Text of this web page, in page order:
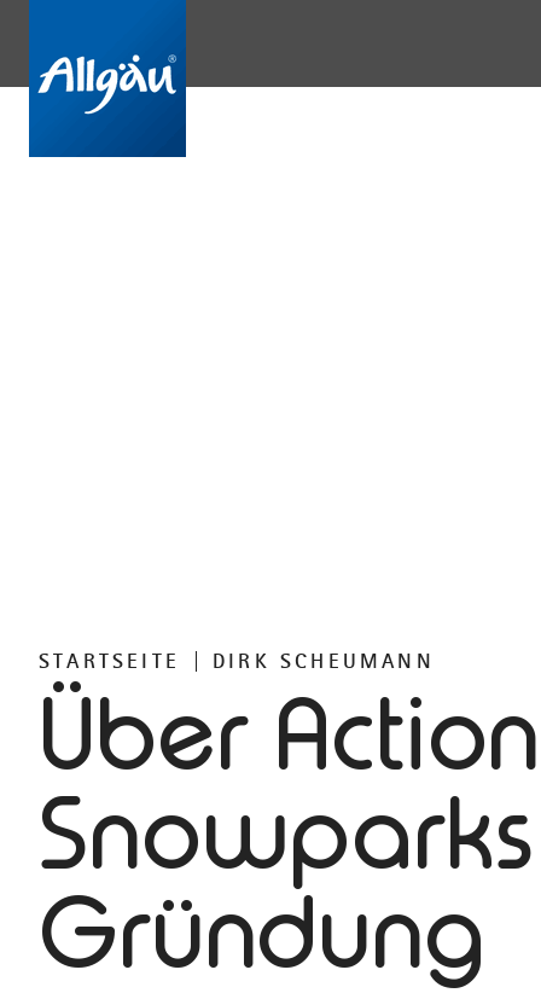
STARTSEITE DIRK SCHEUMANN
Über
Gründung